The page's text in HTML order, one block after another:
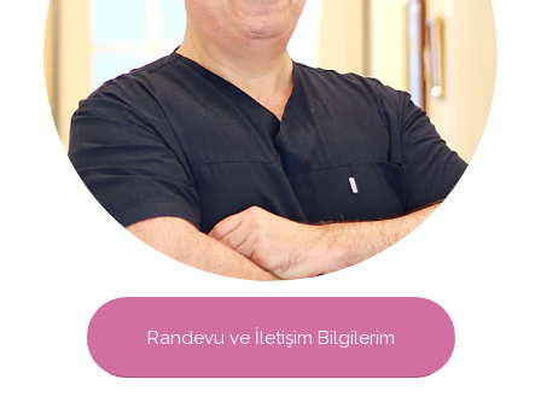
Randevu ve İletişim Bilgilerim